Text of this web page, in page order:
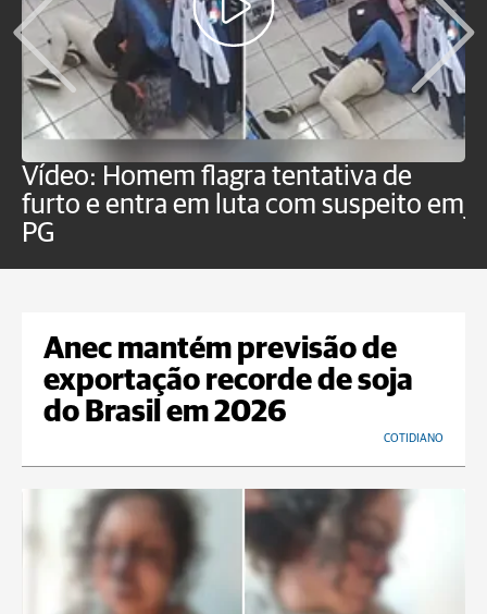
Vídeo: Homem flagra tentativa de
furto e entra em luta com suspeito em
PG
Anec mantém previsão de
exportação recorde de soja
do Brasil em 2026
COTIDIANO